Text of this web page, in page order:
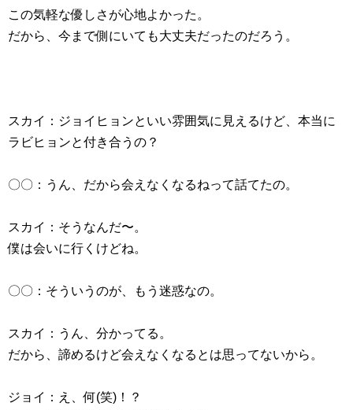
この気軽な優しさが心地よかった。
だから、今まで側にいても大丈夫だったのだろう。
スカイ：ジョイヒョンといい雰囲気に見えるけど、本当に
ラビヒョンと付き合うの？
〇〇：うん、だから会えなくなるねって話てたの。
スカイ：そうなんだ〜。
僕は会いに行くけどね。
〇〇：そういうのが、もう迷惑なの。
スカイ：うん、分かってる。
だから、諦めるけど会えなくなるとは思ってないから。
ジョイ：え、何(笑)！？